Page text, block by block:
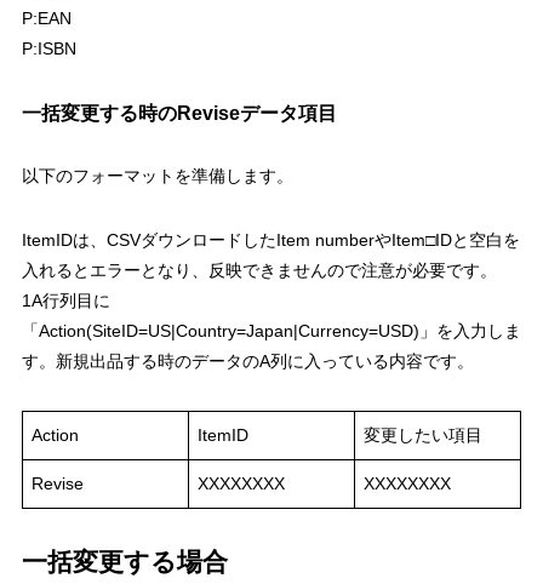
P:EAN
P:ISBN
一括変更する時のReviseデータ項目
以下のフォーマットを準備します。
ItemIDは、CSVダウンロードしたItem numberやItem□IDと空白を
入れるとエラーとなり、反映できませんので注意が必要です。
1A行列目に
「Action(SiteID=US|Country=Japan|Currency=USD)」を入力しま
す。新規出品する時のデータのA列に入っている内容です。
Action ItemID 変更したい項目
Revise XXXXXXXX XXXXXXXX
一括変更する場合